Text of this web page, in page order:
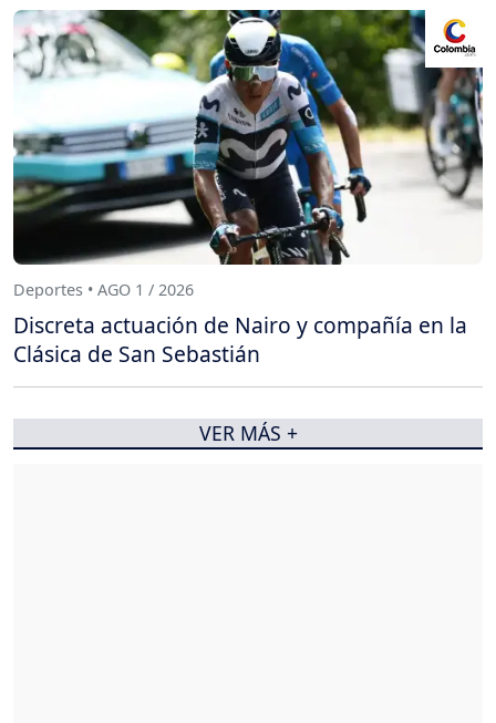
Deportes • AGO 1 / 2026
Discreta actuación de Nairo y compañía en la
Clásica de San Sebastián
VER MÁS +